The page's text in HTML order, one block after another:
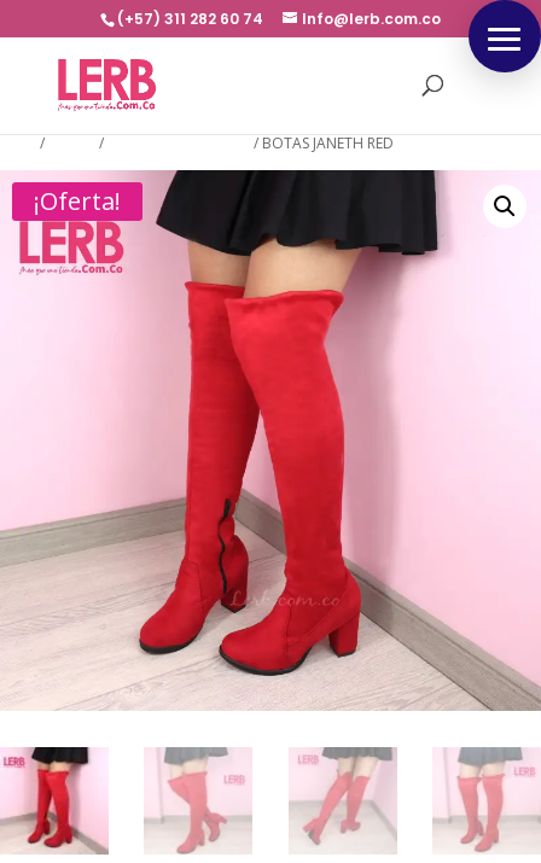
(+57) 311 282 60 74 Info@lerb.com.co
/ / / BOTAS JANETH RED
¡Oferta!